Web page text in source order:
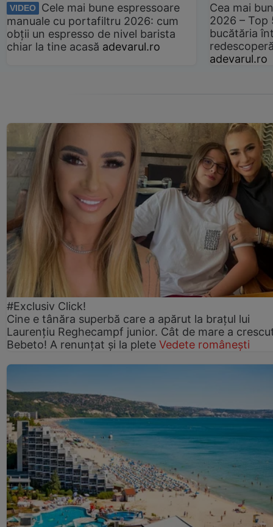
VIDEO
Cele mai bune espressoare
manuale cu portafiltru 2026: cum
obții un espresso de nivel barista
chiar la tine acasă adevarul.ro
Cea mai
2026 –
bucătăria
adevarul.ro
#Exclusiv Click!
Cine e tânăra superbă care a apărut la brațul lui
Laurențiu Reghecampf junior. Cât de mare a
Bebeto! A renunțat și la plete Vedete românești